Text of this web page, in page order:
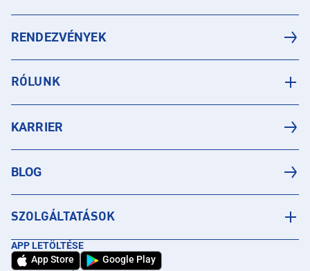
RENDEZVÉNYEK
RÓLUNK
KARRIER
BLOG
SZOLGÁLTATÁSOK
APP LETÖLTÉSE
App Store
Google Play